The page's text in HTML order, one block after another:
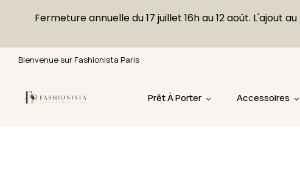
Bienvenue sur Fashionista Paris
Prêt À Porter Accessoires
Fermeture annuelle du 17 juillet 16h au 12 août.